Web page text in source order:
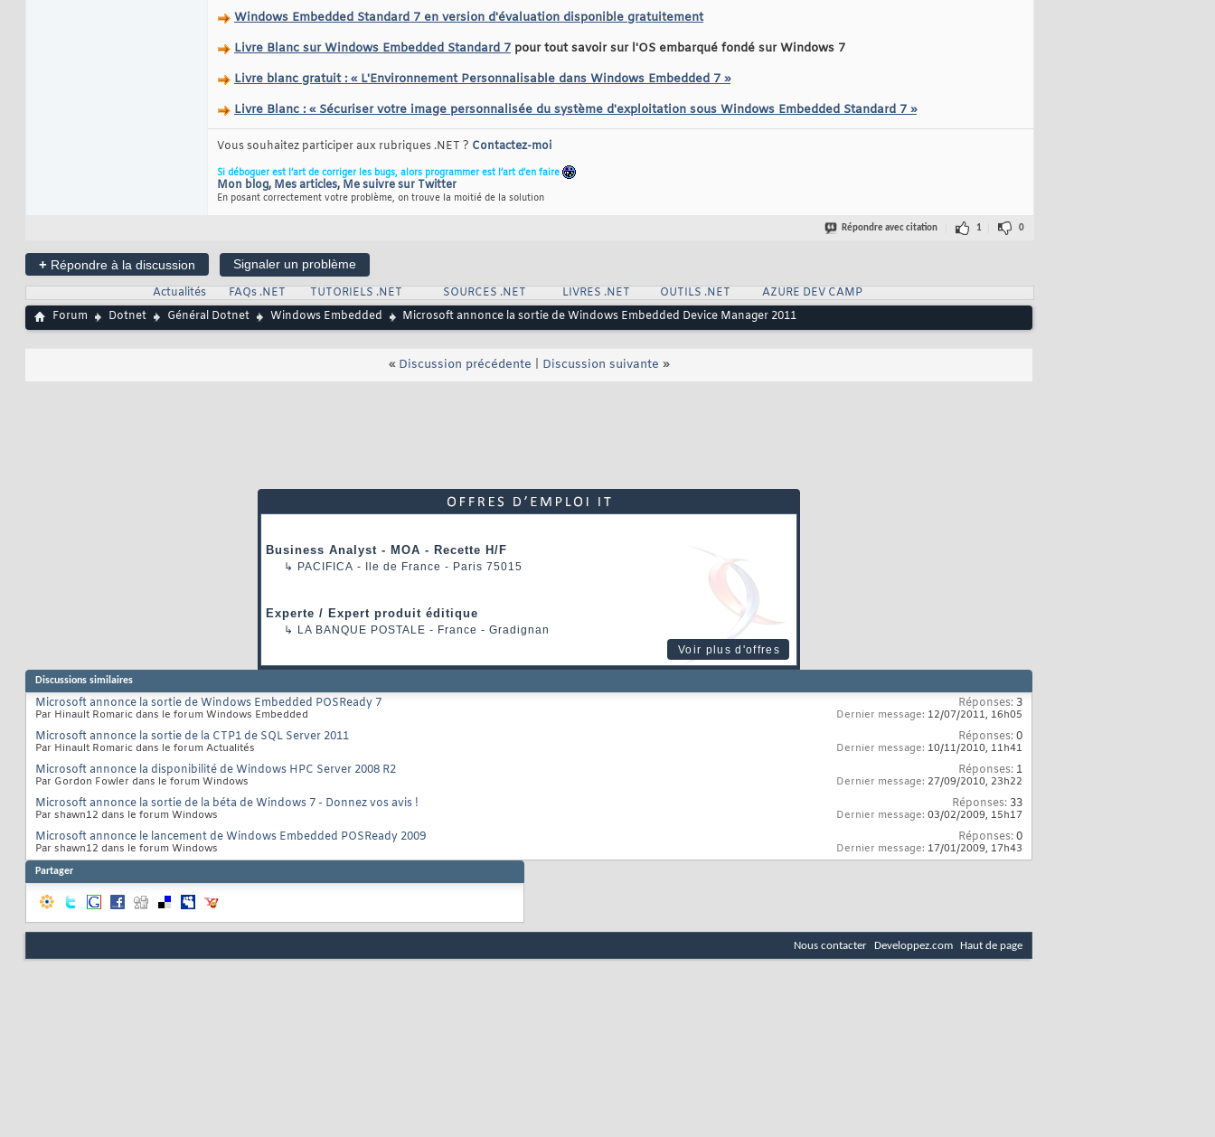
Windows Embedded Standard 7 en version d'évaluation disponible gratuitement
Livre Blanc sur Windows Embedded Standard 7 pour tout savoir sur l'OS embarqué fondé sur Windows 7
Livre blanc gratuit : « L'Environnement Personnalisable dans Windows Embedded 7 »
Livre Blanc : « Sécuriser votre image personnalisée du système d'exploitation sous Windows Embedded Standard 7 »
Vous souhaitez participer aux rubriques .NET ? Contactez-moi
Si déboguer est l’art de corriger les bugs, alors programmer est l’art d’en faire
Mon blog, Mes articles, Me suivre sur Twitter
En posant correctement votre problème, on trouve la moitié de la solution
Répondre avec citation 1 0
+ Répondre à la discussion
Signaler un problème
Actualités
FAQs .NET TUTORIELS .NET SOURCES .NET LIVRES .NET OUTILS .NET
AZURE DEV CAMP
Forum
Dotnet Général Dotnet Windows Embedded Microsoft annonce la sortie de Windows Embedded Device Manager 2011
« Discussion précédente Discussion suivante »
Business Analyst - MOA - Recette H/F
↳ PACIFICA - Ile de France - Paris 75015
Experte / Expert produit éditique
↳ LA BANQUE POSTALE - France - Gradignan
Voir plus d'offres
Discussions similaires
Microsoft annonce la sortie de Windows Embedded POSReady 7
Par Hinault Romaric dans le forum Windows Embedded
Réponses: 3
Dernier message: 12/07/2011, 16h05
Microsoft annonce la sortie de la CTP1 de SQL Server 2011
Par Hinault Romaric dans le forum Actualités
Réponses:0
Dernier message: 10/11/2010, 11h41
Microsoft annonce la disponibilité de Windows HPC Server 2008 R2
Par Gordon Fowler dans le forum Windows
Réponses: 1
Dernier message: 27/09/2010, 23h22
Microsoft annonce la sortie de la béta de Windows 7 - Donnez vos avis !
Par shawn12 dans le forum Windows
Réponses: 33
Dernier message: 03/02/2009, 15h17
Microsoft annonce le lancement de Windows Embedded POSReady 2009
Par shawn12 dans le forum Windows
Réponses:0
Dernier message: 17/01/2009, 17h43
Partager
Nous contacter Developpez.com Haut de page